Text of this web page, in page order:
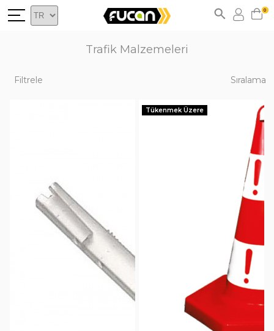
0
Trafik Malzemeleri
Filtrele Sıralama
Tükenmek Üzere